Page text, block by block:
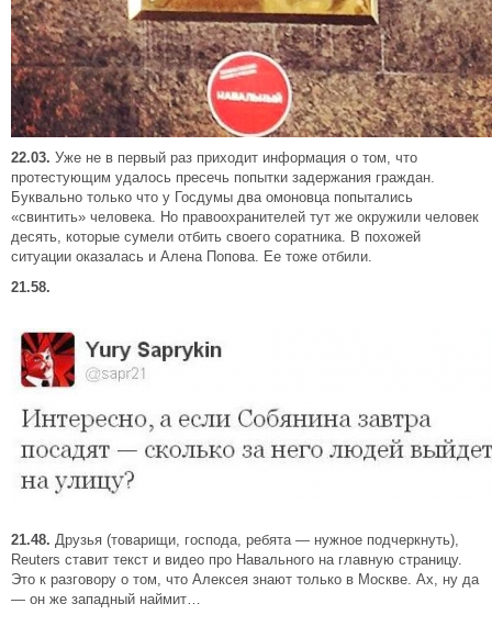
22.03. Уже не в первый раз приходит информация о том, что
протестующим удалось пресечь попытки задержания граждан.
Буквально только что у Госдумы два омоновца попытались
«свинтить» человека. Но правоохранителей тут же окружили человек
десять, которые сумели отбить своего соратника. В похожей
ситуации оказалась и Алена Попова. Ее тоже отбили.
21.58.
21.48. Друзья (товарищи, господа, ребята — нужное подчеркнуть),
Reuters ставит текст и видео про Навального на главную страницу.
Это к разговору о том, что Алексея знают только в Москве. Ах, ну да
— он же западный наймит…